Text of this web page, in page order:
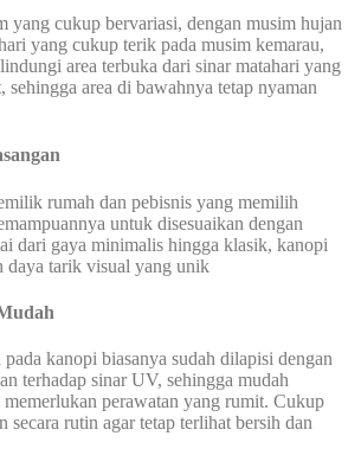
cukup bervariasi, dengan musim hujan
yang cukup terik pada musim kemarau,
area terbuka dari sinar matahari yang
sehingga area di bawahnya tetap nyaman
rumah dan pebisnis yang memilih
untuk disesuaikan dengan
dari gaya minimalis hingga klasik, kanopi
daya tarik visual yang unik
kanopi biasanya sudah dilapisi dengan
terhadap sinar UV, sehingga mudah
perawatan yang rumit. Cukup
secara rutin agar tetap terlihat bersih dan